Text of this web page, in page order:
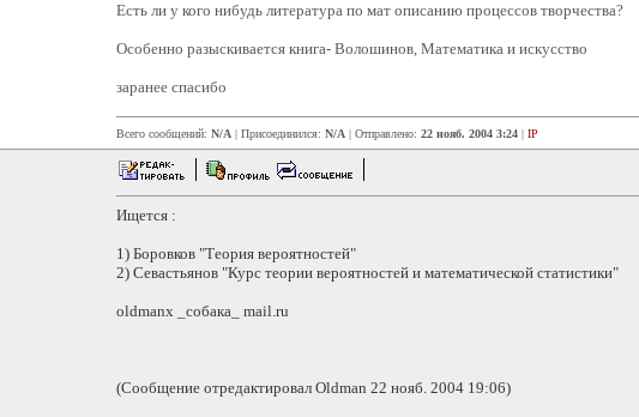
Есть ли у кого нибудь литература по мат описанию процессов творчества?
Особенно разыскивается книга- Волошинов, Математика и искусство
заранее спасибо
Всего сообщений: N/A | Присоединился: N/A | Отправлено: 22 нояб. 2004 3:24 | IP
Ищется :
1) Боровков "Теория вероятностей"
2) Севастьянов "Курс теории вероятностей и математической статистики"
oldmanx _собака_ mail.ru
(Сообщение отредактировал Oldman 22 нояб. 2004 19:06)